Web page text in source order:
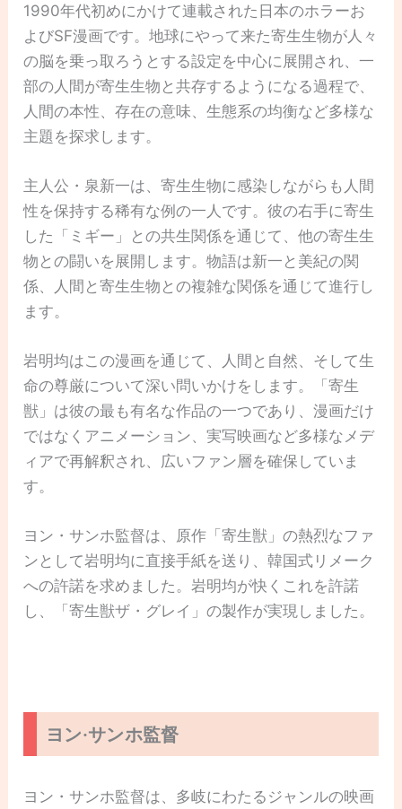
1990年代初めにかけて連載された日本のホラーお
よびSF漫画です。地球にやって来た寄生生物が人々
の脳を乗っ取ろうとする設定を中心に展開され、一
部の人間が寄生生物と共存するようになる過程で、
人間の本性、存在の意味、生態系の均衡など多様な
主題を探求します。
主人公・泉新一は、寄生生物に感染しながらも人間
性を保持する稀有な例の一人です。彼の右手に寄生
した「ミギー」との共生関係を通じて、他の寄生生
物との闘いを展開します。物語は新一と美紀の関
係、人間と寄生生物との複雑な関係を通じて進行し
ます。
岩明均はこの漫画を通じて、人間と自然、そして生
命の尊厳について深い問いかけをします。「寄生
獣」は彼の最も有名な作品の一つであり、漫画だけ
ではなくアニメーション、実写映画など多様なメデ
ィアで再解釈され、広いファン層を確保していま
す。
ヨン・サンホ監督は、原作「寄生獣」の熱烈なファ
ンとして岩明均に直接手紙を送り、韓国式リメーク
への許諾を求めました。岩明均が快くこれを許諾
し、「寄生獣ザ・グレイ」の製作が実現しました。
ヨン·サンホ監督
ヨン・サンホ監督は、多岐にわたるジャンルの映画